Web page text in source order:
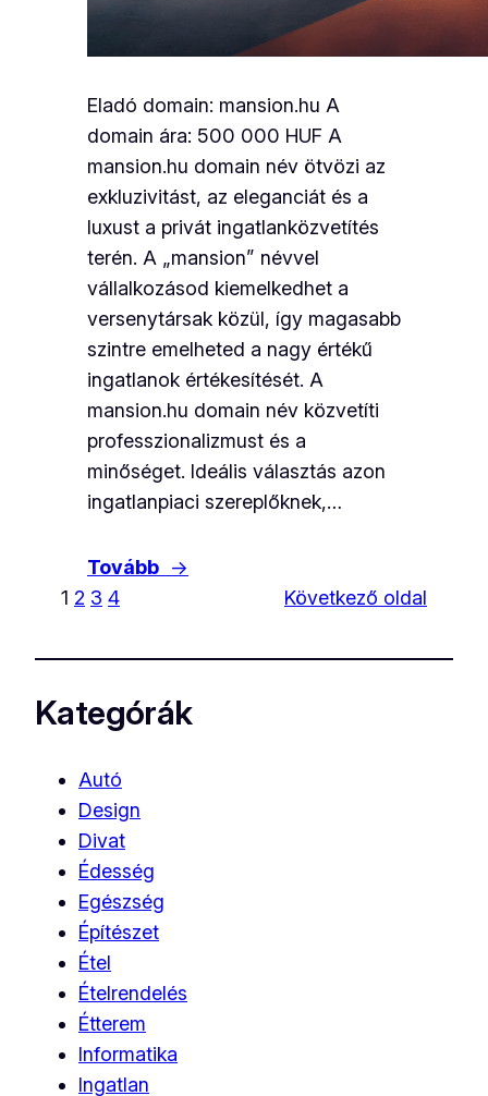
Eladó domain: mansion.hu A
domain ára: 500 000 HUF A
mansion.hu domain név ötvözi az
exkluzivitást, az eleganciát és a
luxust a privát ingatlanközvetítés
terén. A „mansion” névvel
vállalkozásod kiemelkedhet a
versenytársak közül, így magasabb
szintre emelheted a nagy értékű
ingatlanok értékesítését. A
mansion.hu domain név közvetíti
professzionalizmust és a
minőséget. Ideális választás azon
ingatlanpiaci szereplőknek,…
Tovább →
1 2 3 4 Következő oldal
Kategórák
Autó
Design
Divat
Édesség
Egészség
Építészet
Étel
Ételrendelés
Étterem
Informatika
Ingatlan